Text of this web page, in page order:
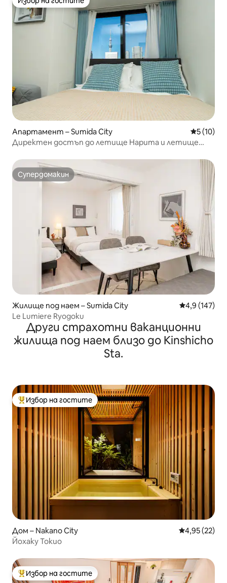
Избор на гостите
Апартамент – Sumida City Средна
5 (10)
Директен достъп до летище Нарита и летище
Съхранение на багаж/Близо до Sky Tree/Асансьор
Супердомакин
Супердомакин
Жилище под наем – Sumida City Средна
4,9 (147)
Le Lumiere Ryogoku
Други страхотни ваканционни
жилища под наем близо до Kinshicho
Sta.
Най-популярен избор на гостите
Избор на гостите
Дом – Nakano City Средна
4,95 (22)
Йохаку Токио
Най-популярен избор на гостите
Избор на гостите